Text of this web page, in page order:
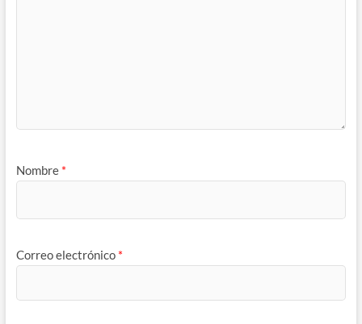
Nombre *
Correo electrónico *